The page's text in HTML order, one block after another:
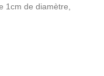
1cm de diamètre,